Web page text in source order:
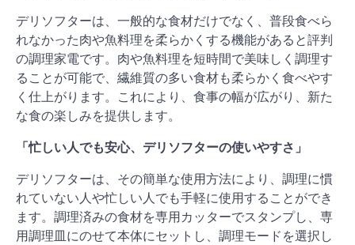
デリソフターは、一般的な食材だけでなく、普段食べら
れなかった肉や魚料理を柔らかくする機能があると評判
の調理家電です。肉や魚料理を短時間で美味しく調理す
ることが可能で、繊維質の多い食材も柔らかく食べやす
く仕上がります。これにより、食事の幅が広がり、新た
な食の楽しみを提供します。
「忙しい人でも安心、デリソフターの使いやすさ」
デリソフターは、その簡単な使用方法により、調理に慣
れていない人や忙しい人でも手軽に使用することができ
ます。調理済みの食材を専用カッターでスタンプし、専
用調理皿にのせて本体にセットし、調理モードを選択し